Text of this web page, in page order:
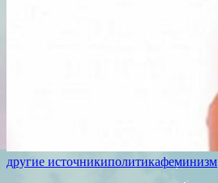
другие источникиполитикафеминизм